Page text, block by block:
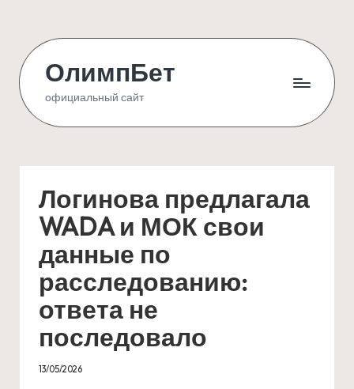
content
ОлимпБет
официальный сайт
Логинова предлагала
WADA и МОК свои
данные по
расследованию:
ответа не
последовало
13/05/2026